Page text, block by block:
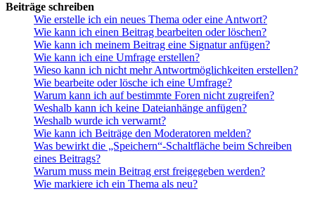
Beiträge schreiben
Wie erstelle ich ein neues Thema oder eine Antwort?
Wie kann ich einen Beitrag bearbeiten oder löschen?
Wie kann ich meinem Beitrag eine Signatur anfügen?
Wie kann ich eine Umfrage erstellen?
Wieso kann ich nicht mehr Antwortmöglichkeiten erstellen?
Wie bearbeite oder lösche ich eine Umfrage?
Warum kann ich auf bestimmte Foren nicht zugreifen?
Weshalb kann ich keine Dateianhänge anfügen?
Weshalb wurde ich verwarnt?
Wie kann ich Beiträge den Moderatoren melden?
Was bewirkt die „Speichern“-Schaltfläche beim Schreiben
eines Beitrags?
Warum muss mein Beitrag erst freigegeben werden?
Wie markiere ich ein Thema als neu?